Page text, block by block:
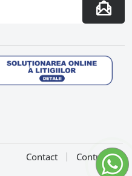
Contact Contul meu